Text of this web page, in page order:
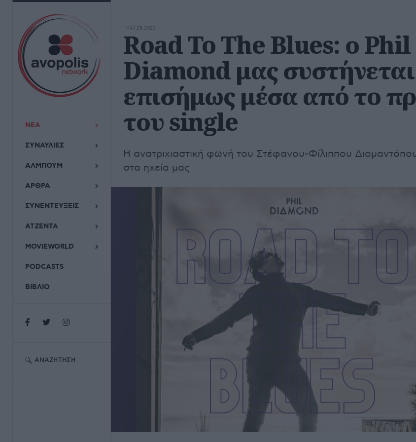
ΝΕΑ
ΣΥΝΑΥΛΙΕΣ
ΑΛΜΠΟΥΜ
ΑΡΘΡΑ
ΣΥΝΕΝΤΕΥΞΕΙΣ
ΑΤΖΕΝΤΑ
MOVIEWORLD
PODCASTS
ΒΙΒΛΙΟ
ΑΝΑΖΉΤΗΣΗ
ΜΆΙ 25,2023
Road To The Blues: ο Phil
Diamond μας συστήνεται
επισήμως μέσα από το
του single
Η ανατριχιαστική φωνή του Στέφανου-Φίλιππου
στα ηχεία μας